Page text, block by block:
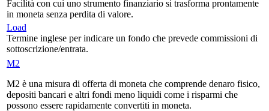
Facilità con cui uno strumento finanziario si trasforma prontamente
in moneta senza perdita di valore.
Load
Termine inglese per indicare un fondo che prevede commissioni di
sottoscrizione/entrata.
M2
M2 è una misura di offerta di moneta che comprende denaro fisico,
depositi bancari e altri fondi meno liquidi come i risparmi che
possono essere rapidamente convertiti in moneta.